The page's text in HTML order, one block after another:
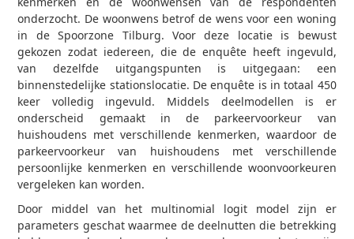
onderzocht. De woonwens betrof de wens voor een woning
in de Spoorzone Tilburg. Voor deze locatie is bewust
gekozen zodat iedereen, die de enquête heeft ingevuld,
van dezelfde uitgangspunten is uitgegaan: een
binnenstedelijke stationslocatie. De enquête is in totaal 450
keer volledig ingevuld. Middels deelmodellen is er
onderscheid gemaakt in de parkeervoorkeur van
huishoudens met verschillende kenmerken, waardoor de
parkeervoorkeur van huishoudens met verschillende
persoonlijke kenmerken en verschillende woonvoorkeuren
vergeleken kan worden.
Door middel van het multinomial logit model zijn er
parameters geschat waarmee de deelnutten die betrekking